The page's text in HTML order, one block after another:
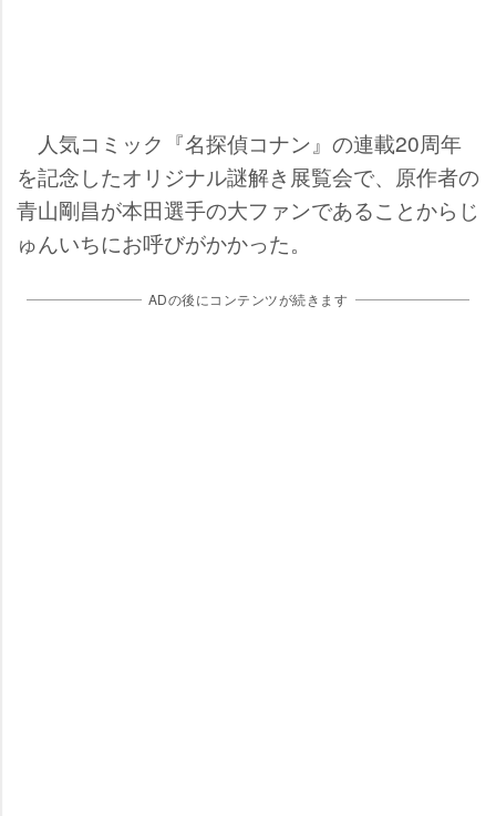
人気コミック『名探偵コナン』の連載20周年
を記念したオリジナル謎解き展覧会で、原作者の
青山剛昌が本田選手の大ファンであることからじ
ゅんいちにお呼びがかかった。
ADの後にコンテンツが続きます